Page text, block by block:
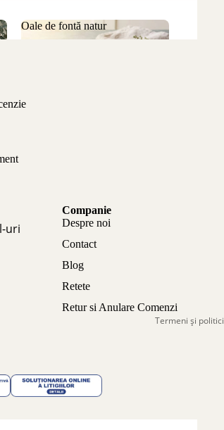
Oale de fontă natur
uri
Companie
Despre noi
Contact
Blog
Retete
Retur si Anulare Comenzi
Termeni și politici